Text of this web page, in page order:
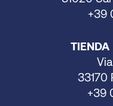
+39
TIENDA
33170
+39